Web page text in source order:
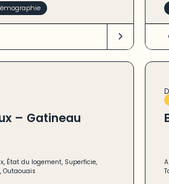
– Gatineau
, État du logement, Superficie,
,Outaouais